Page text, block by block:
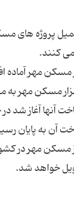
پروژه
مقام وزیر راه و شهرسازی گفته
احمد اصغری مهرآبادی افزود:
تصریح کرد: 100 هزار